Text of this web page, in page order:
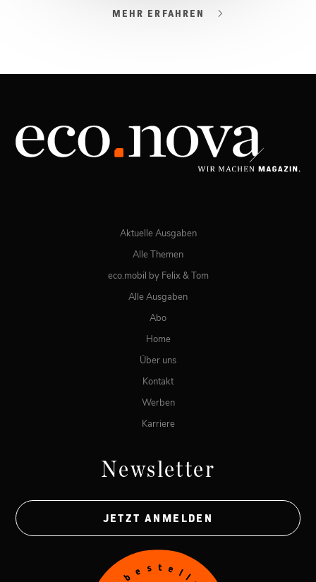
03/2026
JETZT BESTELLEN
MEHR ERFAHREN
Aktuelle Ausgaben
Alle Themen
eco.mobil by Felix & Tom
Alle Ausgaben
Abo
Home
Über uns
Kontakt
Werben
Karriere
Newsletter
JETZT ANMELDEN